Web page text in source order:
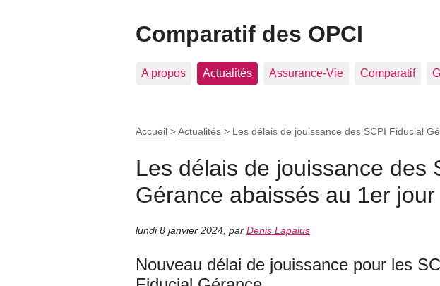
Comparatif des OPCI
A propos Actualités Assurance-Vie Comparatif
Accueil >Actualités > Les délais de jouissance des SCPI Fiducial
Les délais de jouissance des
Gérance abaissés au 1er
lundi 8 janvier 2024 par Denis Lapalus
Nouveau délai de jouissance pour les